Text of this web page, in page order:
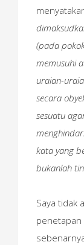
(pada
memusuhi
uraian-
secara
sesuatu
kata yang
bukanlah
Saya tidak